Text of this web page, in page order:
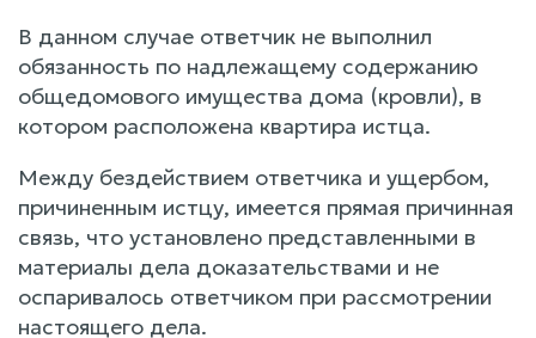
В данном случае ответчик не выполнил
обязанность по надлежащему содержанию
общедомового имущества дома (кровли), в
котором расположена квартира истца.
Между бездействием ответчика и ущербом,
причиненным истцу, имеется прямая причинная
связь, что установлено представленными в
материалы дела доказательствами и не
оспаривалось ответчиком при рассмотрении
настоящего дела.